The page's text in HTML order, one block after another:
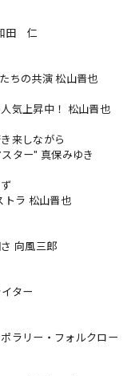
田 仁
ちの共演 松山晋也
気上昇中！ 松山晋也
来しながら
ター" 真保みゆき
トラ 松山晋也
向風三郎
ター
ラリー・フォルクロー